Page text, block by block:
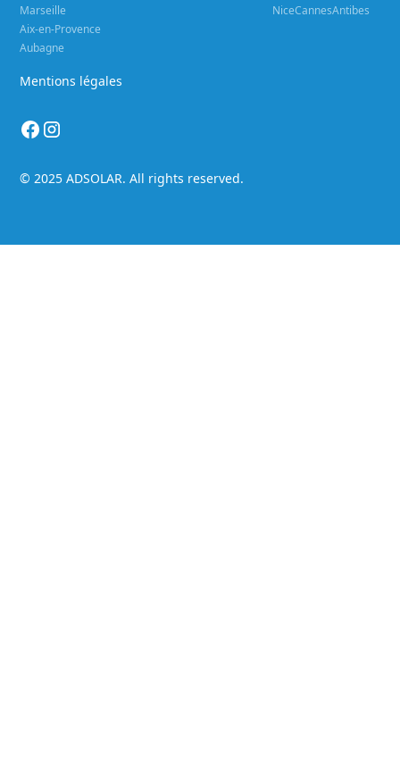
Marseille
Aix-en-Provence
Aubagne
NiceCannesAntibes
© 2025 ADSOLAR. All rights reserved.
Mentions légales